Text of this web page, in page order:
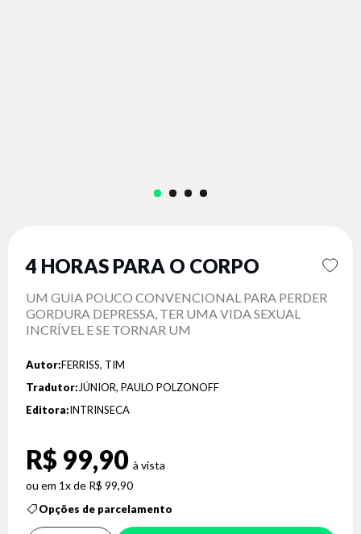
4 HORAS PARA O CORPO
UM GUIA POUCO CONVENCIONAL PARA PERDER
GORDURA DEPRESSA, TER UMA VIDA SEXUAL
INCRÍVEL E SE TORNAR UM
Autor:FERRISS, TIM
Tradutor: JÚNIOR, PAULO POLZONOFF
Editora:INTRINSECA
R$ 99,90
1x de R$ 99,90
Opções de parcelamento